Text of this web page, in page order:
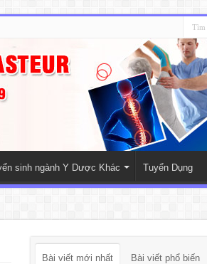
sinh ngành Y Dược Khác Tuyển Dụng
Bài viết mới nhất Bài viết phổ biến